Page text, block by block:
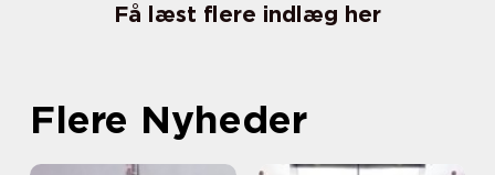
Få læst flere indlæg her
Flere Nyheder